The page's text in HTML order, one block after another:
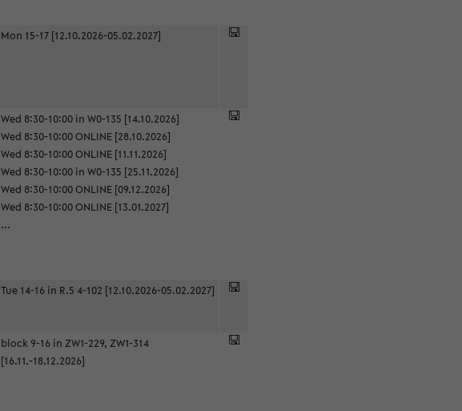
Mon 15-17 [12.10.2026-05.02.2027]
Wed 8:30-10:00 in W0-135 [14.10.2026]
Wed 8:30-10:00 ONLINE [28.10.2026]
Wed 8:30-10:00 ONLINE [11.11.2026]
Wed 8:30-10:00 in W0-135 [25.11.2026]
Wed 8:30-10:00 ONLINE [09.12.2026]
Wed 8:30-10:00 ONLINE [13.01.2027]
...
Tue 14-16 in R.5 4-102 [12.10.2026-05.02.2027]
block 9-16 in ZW1-229, ZW1-314
[16.11.-18.12.2026]